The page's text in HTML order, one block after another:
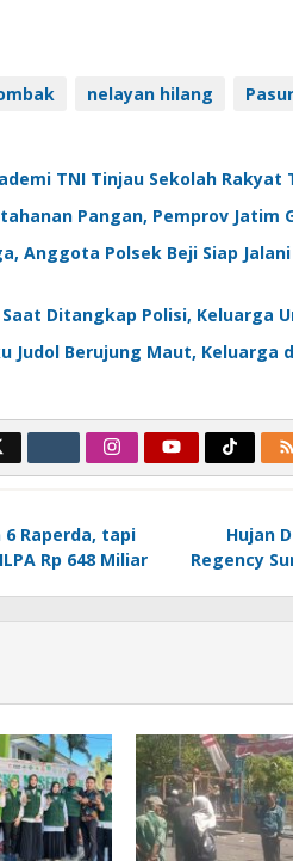
nelayan hilang
TNI Tinjau Sekolah
Pangan, Pemprov Jatim
Anggota Polsek Beji Siap
Ditangkap Polisi, Keluarga
Judol Berujung Maut, Keluarga
6 Raperda, tapi
Rp 648 Miliar
Hujan
Regency